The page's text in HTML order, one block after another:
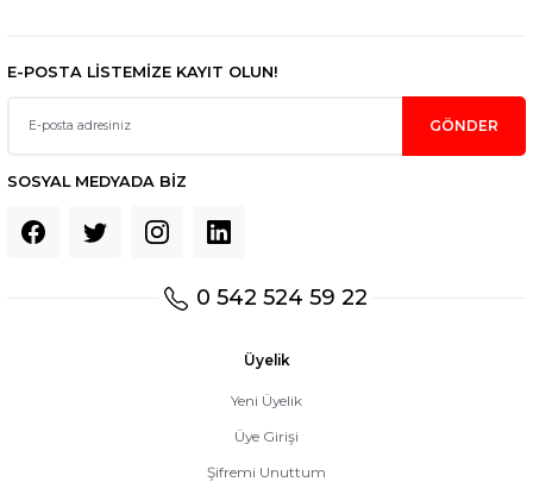
E-POSTA LİSTEMİZE KAYIT OLUN!
GÖNDER
SOSYAL MEDYADA BİZ
0 542 524 59 22
Üyelik
Yeni Üyelik
Üye Girişi
Şifremi Unuttum